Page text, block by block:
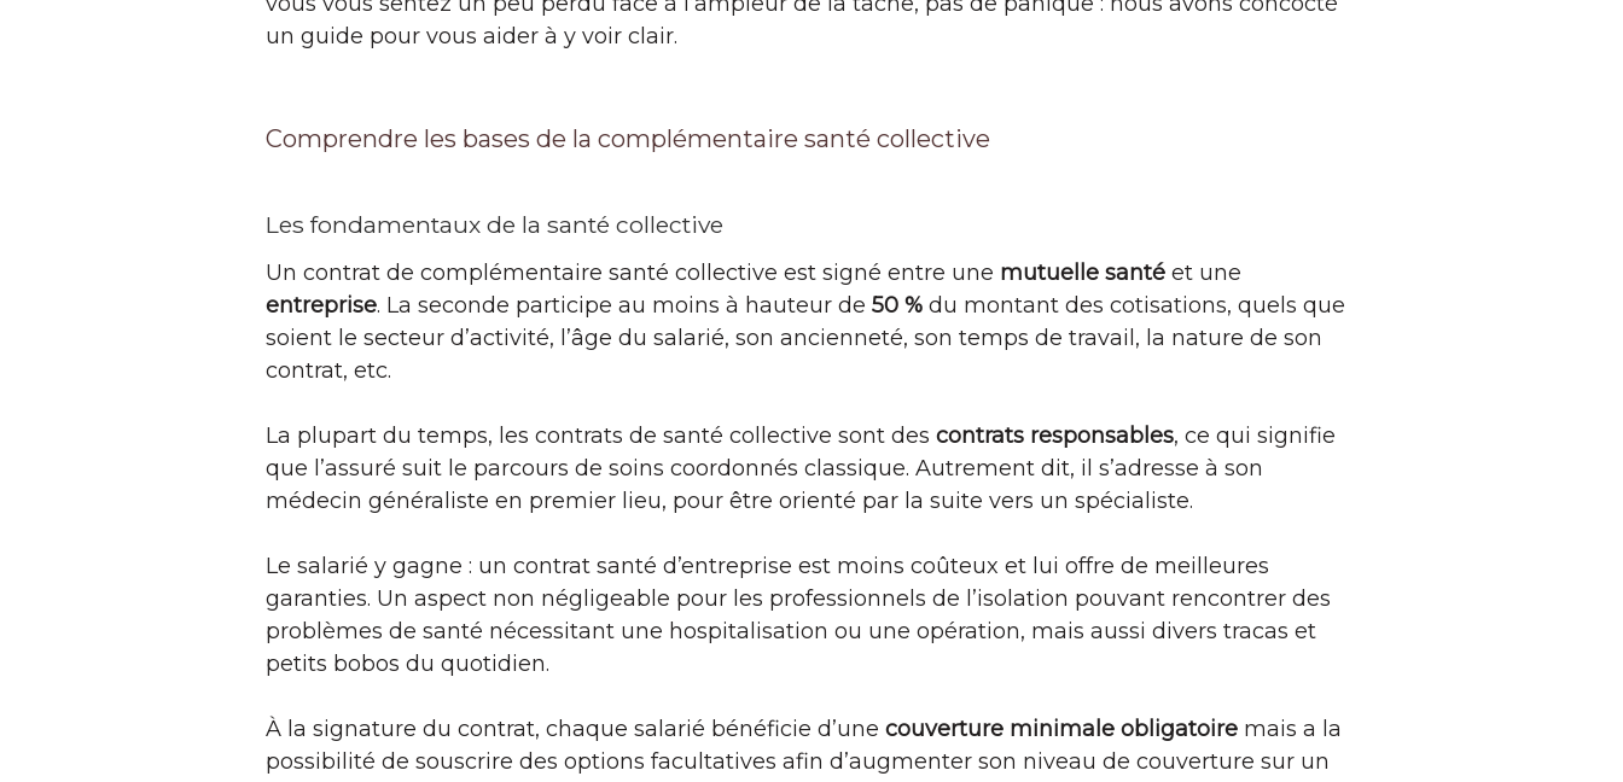
un guide pour vous aider à y voir clair.
Comprendre les bases de la complémentaire santé collective
Les fondamentaux de la santé collective
Un contrat de complémentaire santé collective est signé entre une mutuelle santé et une
entreprise. La seconde participe au moins à hauteur de 50 % du montant des cotisations, quels que
soient le secteur d’activité, l’âge du salarié, son ancienneté, son temps de travail, la nature de son
contrat, etc.
La plupart du temps, les contrats de santé collective sont des contrats responsables, ce qui signifie
que l’assuré suit le parcours de soins coordonnés classique. Autrement dit, il s’adresse à son
médecin généraliste en premier lieu, pour être orienté par la suite vers un spécialiste.
Le salarié y gagne : un contrat santé d’entreprise est moins coûteux et lui offre de meilleures
garanties. Un aspect non négligeable pour les professionnels de l’isolation pouvant rencontrer des
problèmes de santé nécessitant une hospitalisation ou une opération, mais aussi divers tracas et
petits bobos du quotidien.
À la signature du contrat, chaque salarié bénéficie d’une couverture minimale obligatoire mais a la
possibilité de souscrire des options facultatives afin d’augmenter son niveau de couverture sur un